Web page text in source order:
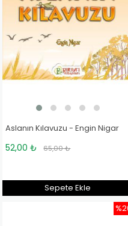
Aslanın Kılavuzu - Engin Nigar
52,00 ₺ 65,00 ₺
Sepete Ekle